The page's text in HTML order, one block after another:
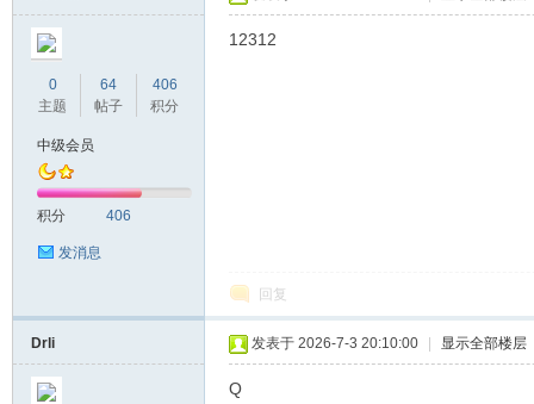
0
主题
64
帖子
406
积分
中级会员
积分 406
发消息
12312
回复
Drli 发表于 2026-7-3 20:10:00 显示全部楼层
Q